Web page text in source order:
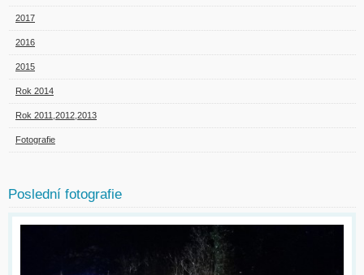
2017
2016
2015
Rok 2014
Rok 2011,2012,2013
Fotografie
Poslední fotografie